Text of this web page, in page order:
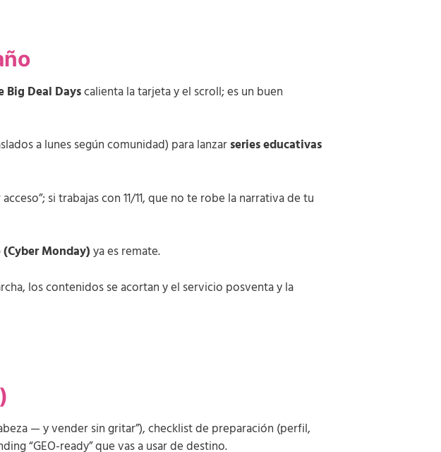
Big Deal Dayscalienta la tarjeta y el scroll; es un buen
a lunes según comunidad) para lanzarseries educativas
si trabajas con 11/11, que no te robe la narrativa de tu
Monday)ya es remate.
los contenidos se acortan y el servicio posventa y la
— y vender sin gritar”), checklist de preparación (perfil,
“GEO-ready” que vas a usar de destino.